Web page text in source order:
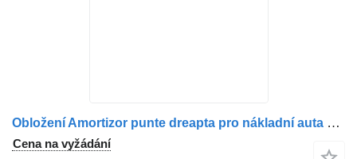
Obložení Amortizor punte dreapta pro nákladní auta MAN 1394144
Cena na vyžádání